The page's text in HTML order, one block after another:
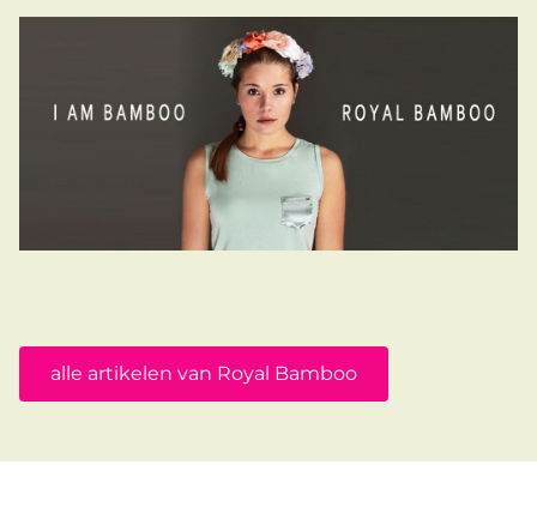
alle artikelen van Royal Bamboo